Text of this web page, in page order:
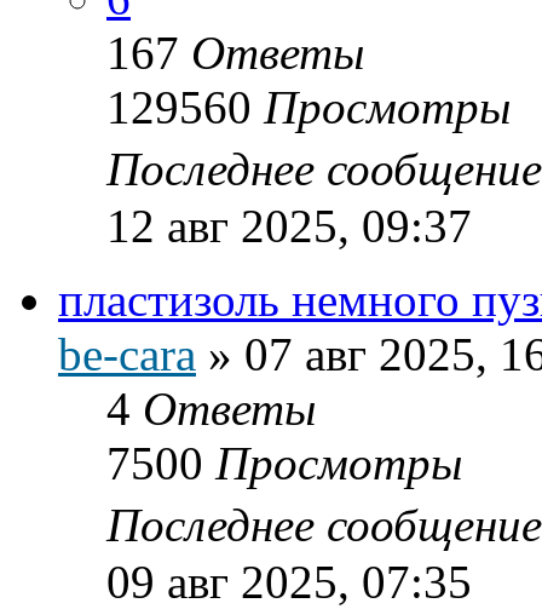
167 Ответы
129560 Просмотры
Последнее
12 авг 2025, 09:37
пластизоль немного
be-cara » 07 авг 2025,
4 Ответы
7500 Просмотры
Последнее
09 авг 2025, 07:35